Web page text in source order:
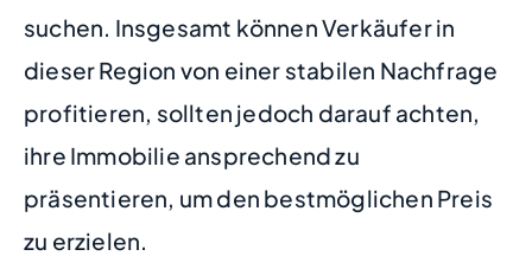
suchen. Insgesamt können Verkäufer in
dieser Region von einer stabilen Nachfrage
profitieren, sollten jedoch darauf achten,
ihre Immobilie ansprechend zu
präsentieren, um den bestmöglichen Preis
zu erzielen.